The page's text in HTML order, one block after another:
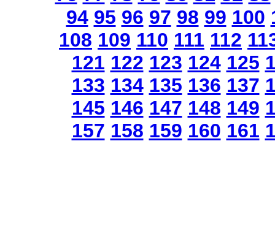
94 95 96 97 98 99 100
108 109 110 111 112
121 122 123 124 125
133 134 135 136 137
145 146 147 148 149
157 158 159 160 161